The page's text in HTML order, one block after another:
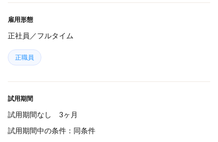
雇用形態
正社員／フルタイム
正職員
試用期間
試用期間なし 3ヶ月
試用期間中の条件：同条件